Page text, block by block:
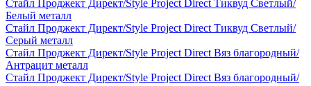
Стайл Проджект Директ/Style Project Direct Тиквуд Светлый/
Белый металл
Стайл Проджект Директ/Style Project Direct Тиквуд Светлый/
Серый металл
Стайл Проджект Директ/Style Project Direct Вяз благородный/
Антрацит металл
Стайл Проджект Директ/Style Project Direct Вяз благородный/